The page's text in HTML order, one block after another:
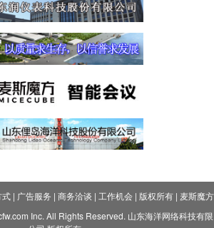
| 广告服务 | 商务洽谈 | 工作机会| 版权所有| 麦斯魔方
Inc. All Rights Reserved. 山东海洋网络科技有限